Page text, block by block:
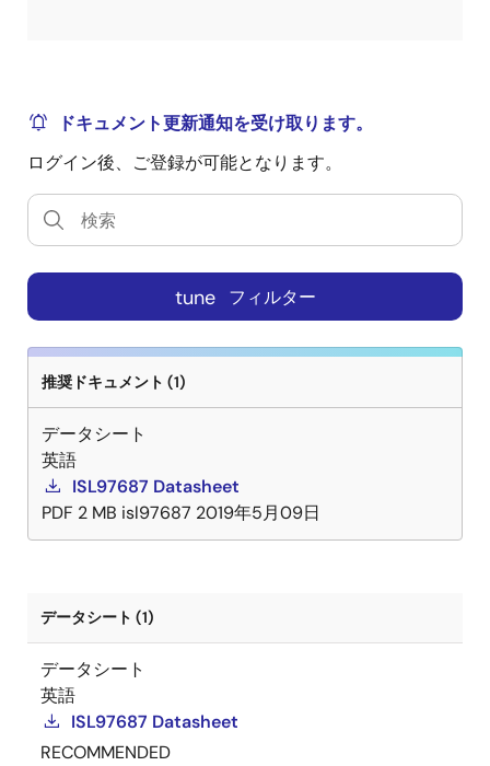
ドキュメント更新通知を受け取ります。
ログイン後、ご登録が可能となります。
tune フィルター
推奨ドキュメント (1)
データシート
英語
ISL97687 Datasheet
PDF 2 MB isl97687 2019年5月09日
データシート (1)
データシート
英語
ISL97687 Datasheet
RECOMMENDED